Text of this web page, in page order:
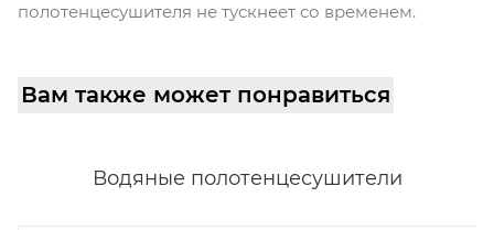
полотенцесушителя не тускнеет со временем.
Вам также может понравиться
Водяные полотенцесушители